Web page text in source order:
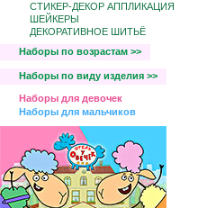
СТИКЕР-ДЕКОР АППЛИКАЦИЯ
ШЕЙКЕРЫ
ДЕКОРАТИВНОЕ ШИТЬЁ
Наборы по возрастам >>
Наборы по виду изделия >>
Наборы для девочек
Наборы для мальчиков